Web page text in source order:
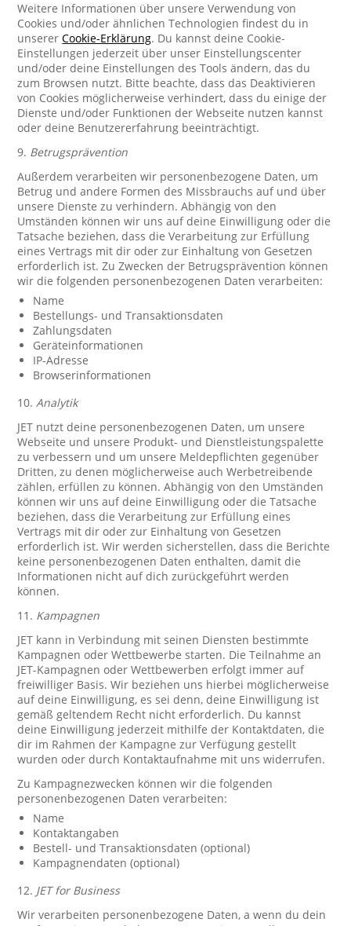
Weitere Informationen über unsere Verwendung von
Cookies und/oder ähnlichen Technologien findest du in
unsererCookie-Erklärung. Du kannst deine Cookie-
Einstellungen jederzeit über unser Einstellungscenter
und/oder deine Einstellungen des Tools ändern, das du
zum Browsen nutzt. Bitte beachte, dass das Deaktivieren
von Cookies möglicherweise verhindert, dass du einige der
Dienste und/oder Funktionen der Webseite nutzen kannst
oder deine Benutzererfahrung beeinträchtigt.
9. Betrugsprävention
Außerdem verarbeiten wir personenbezogene Daten, um
Betrug und andere Formen des Missbrauchs auf und über
unsere Dienste zu verhindern. Abhängig von den
Umständen können wir uns auf deine Einwilligung oder die
Tatsache beziehen, dass die Verarbeitung zur Erfüllung
eines Vertrags mit dir oder zur Einhaltung von Gesetzen
erforderlich ist. Zu Zwecken der Betrugsprävention können
wir die folgenden personenbezogenen Daten verarbeiten:
Name
Bestellungs- und Transaktionsdaten
Zahlungsdaten
Geräteinformationen
IP-Adresse
Browserinformationen
10.Analytik
JET nutzt deine personenbezogenen Daten, um unsere
Webseite und unsere Produkt- und Dienstleistungspalette
zu verbessern und um unsere Meldepflichten gegenüber
Dritten, zu denen möglicherweise auch Werbetreibende
zählen, erfüllen zu können. Abhängig von den Umständen
können wir uns auf deine Einwilligung oder die Tatsache
beziehen, dass die Verarbeitung zur Erfüllung eines
Vertrags mit dir oder zur Einhaltung von Gesetzen
erforderlich ist. Wir werden sicherstellen, dass die Berichte
keine personenbezogenen Daten enthalten, damit die
Informationen nicht auf dich zurückgeführt werden
können.
11. Kampagnen
JET kann in Verbindung mit seinen Diensten bestimmte
Kampagnen oder Wettbewerbe starten. Die Teilnahme an
JET-Kampagnen oder Wettbewerben erfolgt immer auf
freiwilliger Basis. Wir beziehen uns hierbei möglicherweise
auf deine Einwilligung, es sei denn, deine Einwilligung ist
gemäß geltendem Recht nicht erforderlich. Du kannst
deine Einwilligung jederzeit mithilfe der Kontaktdaten, die
dir im Rahmen der Kampagne zur Verfügung gestellt
wurden oder durch Kontaktaufnahme mit uns widerrufen.
Zu Kampagnezwecken können wir die folgenden
personenbezogenen Daten verarbeiten:
Name
Kontaktangaben
Bestell- und Transaktionsdaten (optional)
Kampagnendaten (optional)
12. JET for Business
Wir verarbeiten personenbezogene Daten, a wenn du dein